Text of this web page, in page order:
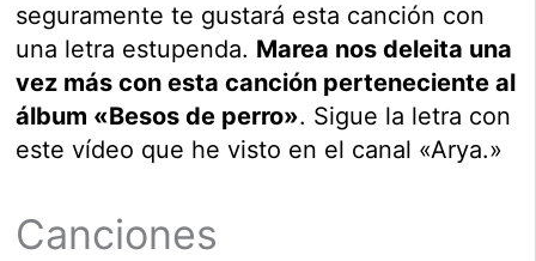
seguramente te gustará esta canción con
una letra estupenda. Marea nos deleita una
vez más con esta canción perteneciente al
álbum «Besos de perro». Sigue la letra con
este vídeo que he visto en el canal «Arya.»
Canciones